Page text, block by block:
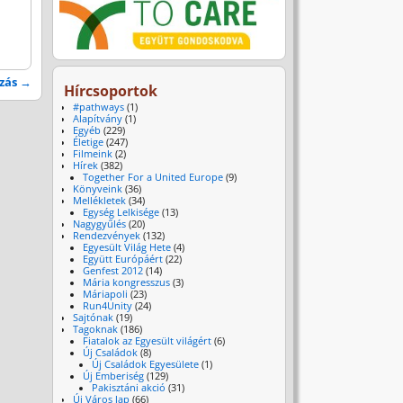
→ Hírcsoportok
#pathways (1)
Alapítvány (1)
Egyéb (229)
Életige (247)
Filmeink (2)
Hírek (382)
Together For a United Europe(9)
Könyveink (36)
Mellékletek (34)
Egység Lelkisége(13)
Nagygyűlés (20)
Rendezvények (132)
Egyesült Világ Hete(4)
Együtt Európáért(22)
Genfest 2012(14)
Mária kongresszus(3)
Máriapoli (23)
Run4Unity(24)
Sajtónak (19)
Tagoknak (186)
Fiatalok az Egyesült világért(6)
Új Családok(8)
Új Családok Egyesülete (1)
Új Emberiség(129)
Pakisztáni akció (31)
Új Város lap (66)